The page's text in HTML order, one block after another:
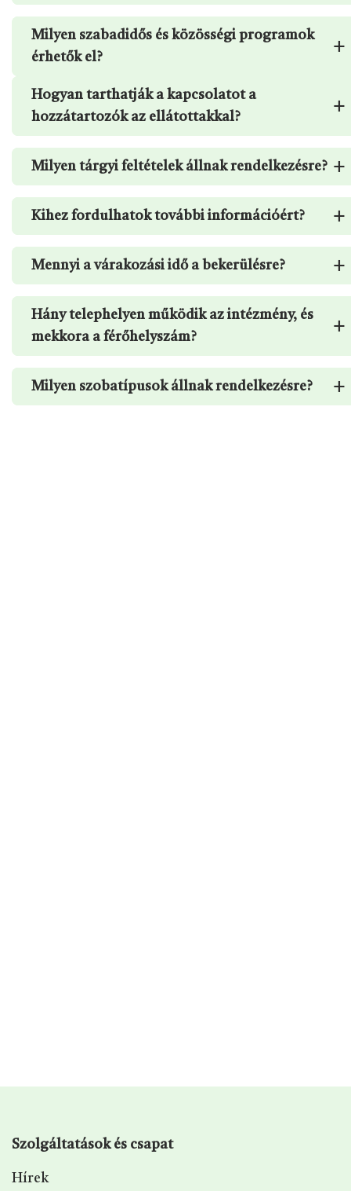
Milyen szabadidős és közösségi programok
érhetők el?
+
Hogyan tarthatják a kapcsolatot a
hozzátartozók az ellátottakkal?
+
Milyen tárgyi feltételek állnak rendelkezésre? +
Kihez fordulhatok további információért? +
Mennyi a várakozási idő a bekerülésre? +
Hány telephelyen működik az intézmény, és
mekkora a férőhelyszám?
+
Milyen szobatípusok állnak rendelkezésre? +
Szolgáltatások és csapat
Hírek